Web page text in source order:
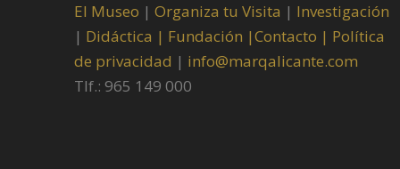
El Museo | Organiza tu Visita | Investigación
| Didáctica | Fundación |Contacto | Política
de privacidad | info@marqalicante.com
Tlf.: 965 149 000